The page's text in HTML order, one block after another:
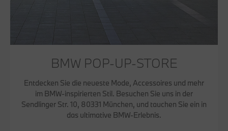
BMW POP-UP-STORE
Entdecken Sie die neueste Mode, Accessoires und mehr
im BMW-inspirierten Stil. Besuchen Sie uns in der
Sendlinger Str. 10, 80331 München, und tauchen Sie ein in
das ultimative BMW-Erlebnis.